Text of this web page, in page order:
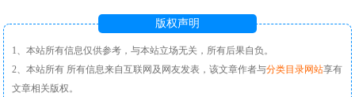
版权声明
1、本站所有信息仅供参考，与本站立场无关，所有后果自负。
2、本站所有 所有信息来自互联网及网友发表，该文章作者与分类目录网站享有
文章相关版权。